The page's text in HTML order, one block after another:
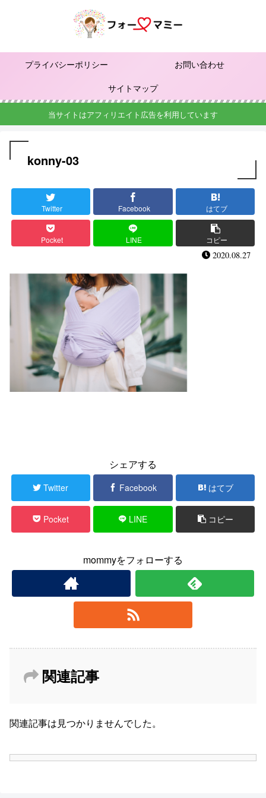
プライバシーポリシー
お問い合わせ
サイトマップ
当サイトはアフィリエイト広告を利用しています
konny-03
Twitter Facebook はてブ
Pocket LINE コピー
2020.08.27
シェアする
Twitter Facebook はてブ
Pocket LINE コピー
mommyをフォローする
関連記事
関連記事は見つかりませんでした。